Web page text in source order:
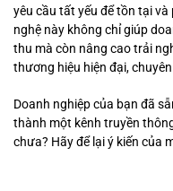
yêu cầu tất yếu để tồn tại
nghệ này không chỉ giúp
thu mà còn nâng cao trải
thương hiệu hiện đại,
Doanh nghiệp của bạn đã
thành một kênh truyền
chưa? Hãy để lại ý kiến của